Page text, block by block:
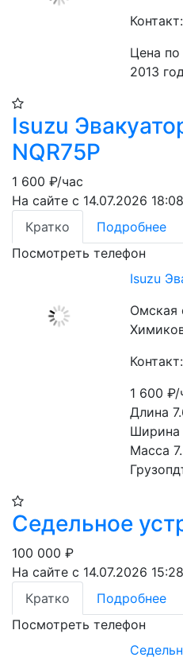
Цена по
2013
Isuzu
NQR75P
1 600 ₽/час
На сайте с 14.07.2026 18:08
Кратко
Подробнее
Посмотреть телефон
Isuzu
Омская
1 600₽/
Длина
Ширина
Масса
Седельное
100 000 ₽
На сайте с 14.07.2026 15:28
Кратко
Подробнее
Посмотреть телефон